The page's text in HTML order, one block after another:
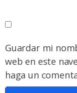
Guardar mi
web en este
haga un